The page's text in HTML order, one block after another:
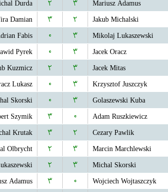
Durda
۲ ۳ Mariusz Adamus
Damian
۳ ۲ Jakub Michalski
Fabis
۰ ۳ Mikolaj Lukaszewski
Pyrek
۰ ۳ Jacek Oracz
Kuzmicz
۲ ۳ Jacek Mitas
Lukasz
۰ ۳ Krzysztof Juszczyk
Skorski
۰ ۳ Golaszewski Kuba
Szymik
۳ ۰ Adam Ruszkiewicz
Krutak
۳ ۲ Cezary Pawlik
Olbrycht
۲ ۳ Marcin Marchlewski
۲ ۳ Michal Skorski
Adamus
۳ ۰ Wojciech Wojtaszczyk